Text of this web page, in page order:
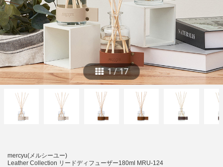
mercyu(メルシーユー)
Leather Collection リードディフューザー180ml MRU-124
1/17